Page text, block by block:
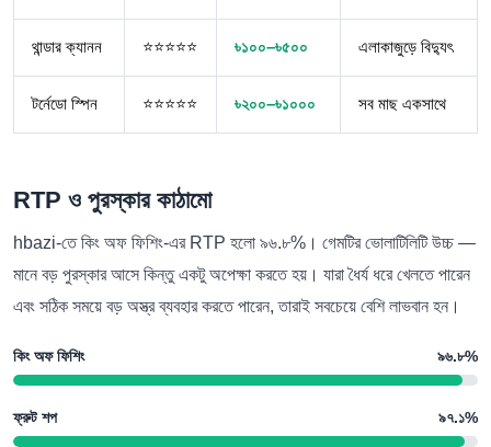
থান্ডার ক্যানন ⭐⭐⭐⭐⭐ ৳১০০–৳৫০০ এলাকাজুড়ে বিদ্যুৎ
টর্নেডো স্পিন ⭐⭐⭐⭐⭐ ৳২০০–৳১০০০ সব মাছ একসাথে
RTP ও পুরস্কার কাঠামো
hbazi-তে কিং অফ ফিশিং-এর RTP হলো ৯৬.৮%। গেমটির ভোলাটিলিটি উচ্চ —
মানে বড় পুরস্কার আসে কিন্তু একটু অপেক্ষা করতে হয়। যারা ধৈর্য ধরে খেলতে পারেন
এবং সঠিক সময়ে বড় অস্ত্র ব্যবহার করতে পারেন, তারাই সবচেয়ে বেশি লাভবান হন।
কিং অফ ফিশিং ৯৬.৮%
ফ্রুট শপ ৯৭.১%